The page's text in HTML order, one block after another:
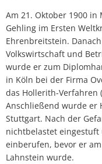
Am 21. Oktober 1900
Gehling im Ersten
Ehrenbreitstein.
Volkswirtschaft und
wurde er zum
in Köln bei der Firma
das Hollerith-Verfahren
Anschließend wurde er
Stuttgart. Nach der
nichtbelastet
einberufen, bevor er
Lahnstein wurde.